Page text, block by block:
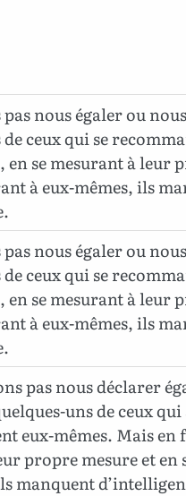
pas nous égaler ou
ceux qui se
en se mesurant à leur
à eux-mêmes, ils
pas nous égaler ou
ceux qui se
en se mesurant à leur
à eux-mêmes, ils
pas nous déclarer
uns de ceux qui
eux-mêmes. Mais en
propre mesure et en
manquent